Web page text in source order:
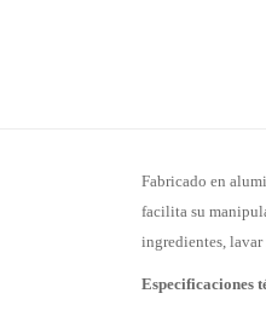
Fabricado en
facilita su
ingredientes,
Especificaciones